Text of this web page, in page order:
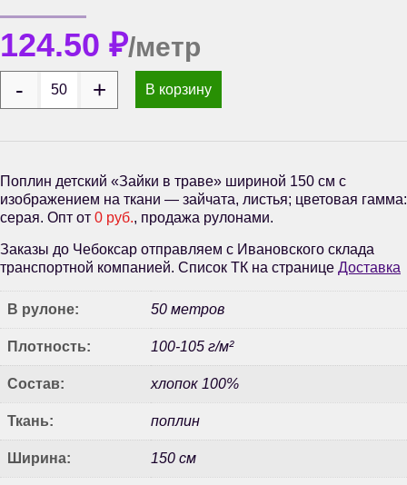
124.50 ₽/метр
В корзину
Поплин детский «Зайки в траве» шириной 150 см с
изображением на ткани — зайчата, листья; цветовая гамма:
серая. Опт от 0 руб., продажа рулонами.
Заказы до Чебоксар отправляем с Ивановского склада
транспортной компанией. Список ТК на странице Доставка
В рулоне: 50 метров
Плотность: 100-105 г/м²
Состав: хлопок 100%
Ткань: поплин
Ширина: 150 см